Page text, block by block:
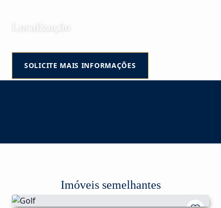
Localização
SOLICITE MAIS INFORMAÇÕES
Imóveis semelhantes